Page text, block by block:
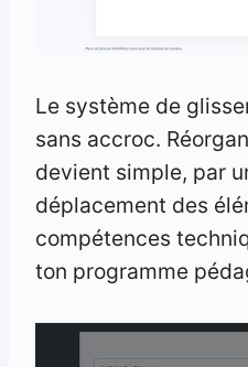
Le système de
sans accroc.
devient simple, par
déplacement des
compétences
ton programme